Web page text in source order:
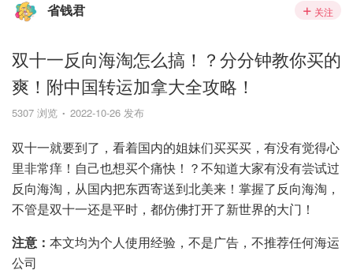
省钱君 关注
双十一反向海淘怎么搞！？分分钟教你买的
爽！附中国转运加拿大全攻略！
5307 浏览 2022-10-26 发布
双十一就要到了，看着国内的姐妹们买买买，有没有觉得心
里非常痒！自己也想买个痛快！？不知道大家有没有尝试过
反向海淘，从国内把东西寄送到北美来！掌握了反向海淘，
不管是双十一还是平时，都仿佛打开了新世界的大门！
注意： 本文均为个人使用经验，不是广告，不推荐任何海运
公司